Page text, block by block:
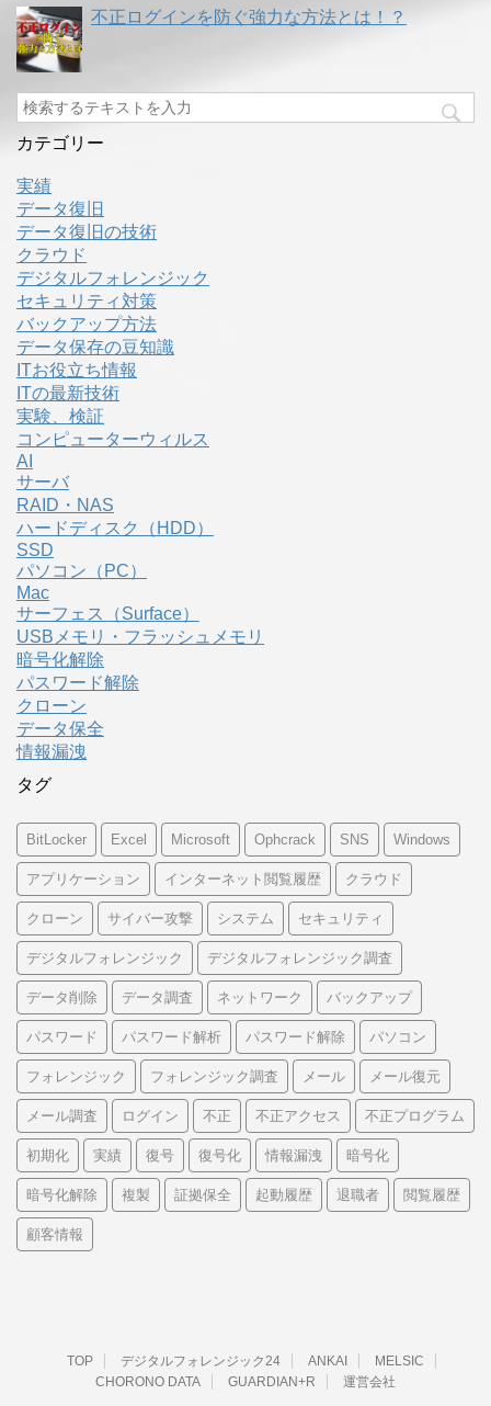
不正ログインを防ぐ強力な方法とは！？
カテゴリー
実績
データ復旧
データ復旧の技術
クラウド
デジタルフォレンジック
セキュリティ対策
バックアップ方法
データ保存の豆知識
ITお役立ち情報
ITの最新技術
実験、検証
コンピューターウィルス
AI
サーバ
RAID・NAS
ハードディスク（HDD）
SSD
パソコン（PC）
Mac
サーフェス（Surface）
USBメモリ・フラッシュメモリ
暗号化解除
パスワード解除
クローン
データ保全
情報漏洩
タグ
BitLocker Excel Microsoft Ophcrack SNS Windows
アプリケーション インターネット閲覧履歴 クラウド
クローン サイバー攻撃 システム セキュリティ
デジタルフォレンジック デジタルフォレンジック調査
データ削除 データ調査 ネットワーク バックアップ
パスワード パスワード解析 パスワード解除 パソコン
フォレンジック フォレンジック調査 メール メール復元
メール調査 ログイン 不正 不正アクセス 不正プログラム
初期化 実績 復号 復号化 情報漏洩 暗号化
暗号化解除 複製 証拠保全 起動履歴 退職者 閲覧履歴
顧客情報
TOP デジタルフォレンジック24 ANKAI
MELSIC
CHORONO DATA
GUARDIAN+R 運営会社